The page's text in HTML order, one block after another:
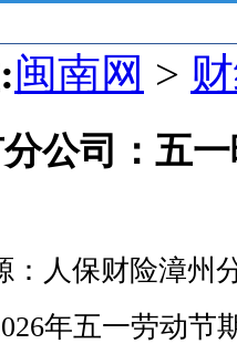
闽南网 >
公司：五
：人保财险漳州
年五一劳动节